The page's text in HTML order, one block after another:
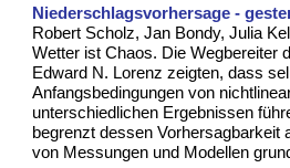
Niederschlagsvorhersage -
Robert Scholz, Jan Bondy, Julia
Wetter ist Chaos. Die Wegbereiter
Edward N. Lorenz zeigten, dass
Anfangsbedingungen von
unterschiedlichen Ergebnissen
begrenzt dessen Vorhersagbarkeit
von Messungen und Modellen